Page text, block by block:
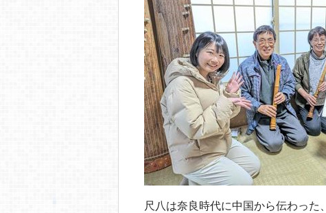
尺八は奈良時代に中国から伝わった、